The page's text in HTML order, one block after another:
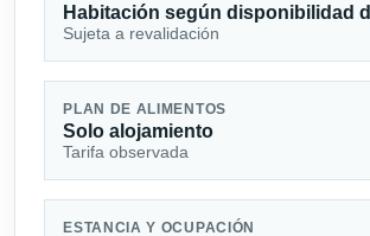
Habitación según disponibilidad
Sujeta a revalidación
PLAN DE ALIMENTOS
Solo alojamiento
Tarifa observada
ESTANCIA Y OCUPACIÓN